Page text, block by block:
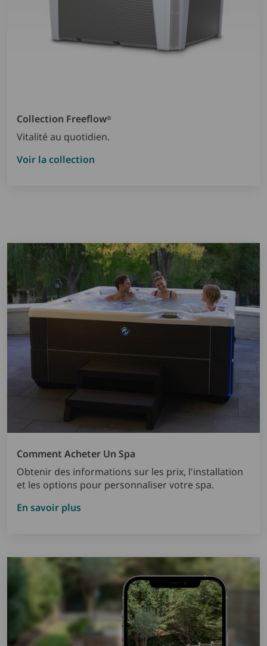
Collection Freeflow®
Vitalité au quotidien.
Voir la collection
Comment Acheter Un Spa
Obtenir des informations sur les prix, l'installation
et les options pour personnaliser votre spa.
En savoir plus